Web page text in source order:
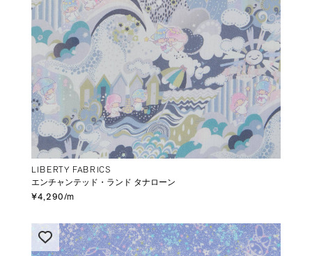
LIBERTY FABRICS
エンチャンテッド・ランド タナローン
¥4,290/m